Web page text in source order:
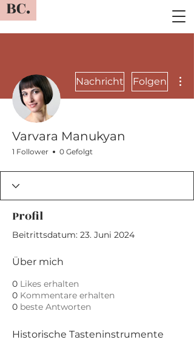
BC.
Nachricht Folgen
Varvara Manukyan
1 Follower 0 Gefolgt
Profil
Beitrittsdatum: 23. Juni 2024
Über mich
0 Likes erhalten
0 Kommentare erhalten
0 beste Antworten
Historische Tasteninstrumente